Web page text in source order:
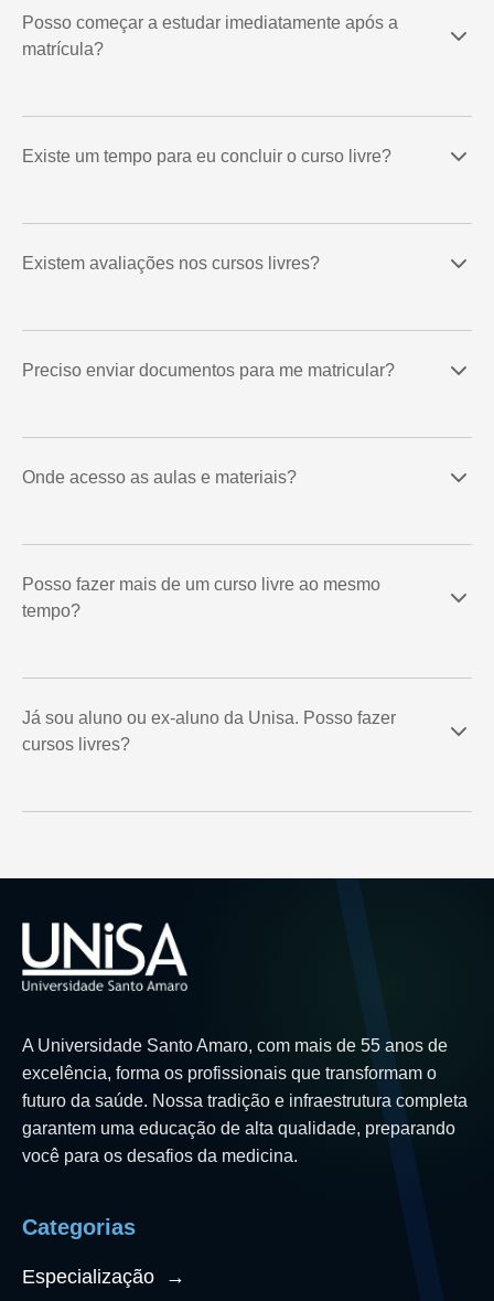
Posso começar a estudar imediatamente após a
matrícula?
Existe um tempo para eu concluir o curso livre?
Existem avaliações nos cursos livres?
Preciso enviar documentos para me matricular?
Onde acesso as aulas e materiais?
Posso fazer mais de um curso livre ao mesmo
tempo?
Já sou aluno ou ex-aluno da Unisa. Posso fazer
cursos livres?
A Universidade Santo Amaro, com mais de 55 anos de
excelência, forma os profissionais que transformam o
futuro da saúde. Nossa tradição e infraestrutura completa
garantem uma educação de alta qualidade, preparando
você para os desafios da medicina.
Categorias
Especialização →